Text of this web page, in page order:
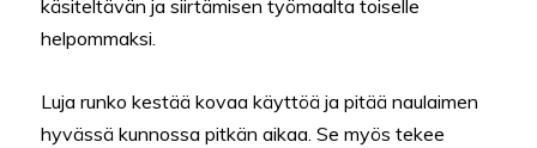
käsiteltävän ja siirtämisen työmaalta toiselle
helpommaksi.
Luja runko kestää kovaa käyttöä ja pitää naulaimen
hyvässä kunnossa pitkän aikaa. Se myös tekee